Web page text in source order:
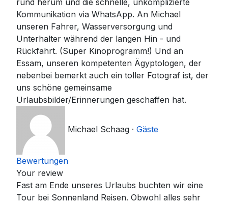
rund herum und die schnelle, unkomplizierte
Kommunikation via WhatsApp. An Michael
unseren Fahrer, Wasserversorgung und
Unterhalter während der langen Hin - und
Rückfahrt. (Super Kinoprogramm!) Und an
Essam, unseren kompetenten Ägyptologen, der
nebenbei bemerkt auch ein toller Fotograf ist, der
uns schöne gemeinsame
Urlaubsbilder/Erinnerungen geschaffen hat.
Michael Schaag · Gäste
Bewertungen
Your review
Fast am Ende unseres Urlaubs buchten wir eine
Tour bei Sonnenland Reisen. Obwohl alles sehr